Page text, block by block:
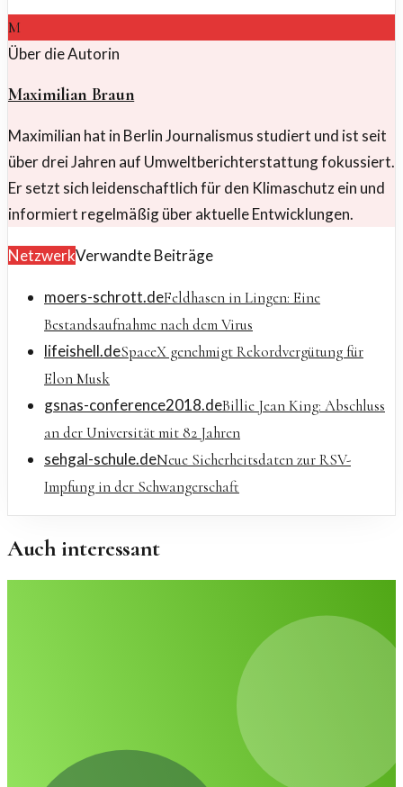
M
Über die Autorin
Maximilian Braun
Maximilian hat in Berlin Journalismus studiert und ist seit
über drei Jahren auf Umweltberichterstattung fokussiert.
Er setzt sich leidenschaftlich für den Klimaschutz ein und
informiert regelmäßig über aktuelle Entwicklungen.
NetzwerkVerwandte Beiträge
moers-schrott.deFeldhasen in Lingen: Eine
Bestandsaufnahme nach dem Virus
lifeishell.deSpaceX genehmigt Rekordvergütung für
Elon Musk
gsnas-conference2018.deBillie Jean King: Abschluss
an der Universität mit 82 Jahren
sehgal-schule.deNeue Sicherheitsdaten zur RSV-
Impfung in der Schwangerschaft
Auch interessant